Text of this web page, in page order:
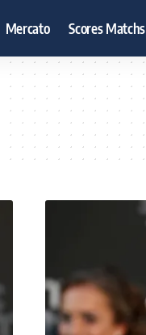
Mercato Scores Matchs